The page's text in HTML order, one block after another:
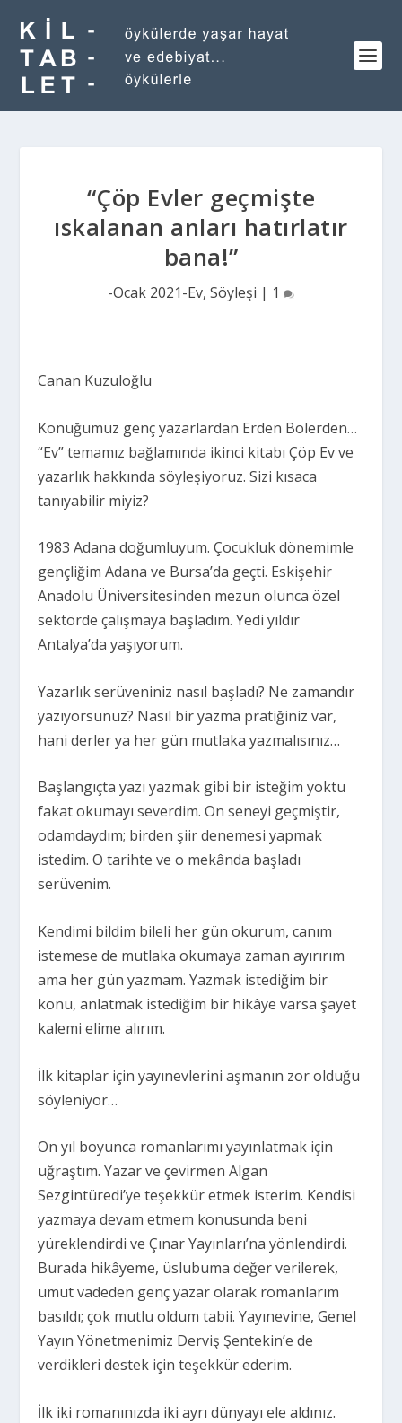
“Çöp Evler geçmişte
ıskalanan anları hatırlatır
bana!”
-Ocak 2021-Ev, Söyleşi | 1
Canan Kuzuloğlu
Konuğumuz genç yazarlardan Erden Bolerden…
“Ev” temamız bağlamında ikinci kitabıÇöp Evve
yazarlık hakkında söyleşiyoruz. Sizi kısaca
tanıyabilir miyiz?
1983 Adana doğumluyum. Çocukluk dönemimle
gençliğim Adana ve Bursa’da geçti. Eskişehir
Anadolu Üniversitesinden mezun olunca özel
sektörde çalışmaya başladım. Yedi yıldır
Antalya’da yaşıyorum.
Yazarlık serüveniniz nasıl başladı? Ne zamandır
yazıyorsunuz? Nasıl bir yazma pratiğiniz var,
hani derler ya her gün mutlaka yazmalısınız…
Başlangıçta yazı yazmak gibi bir isteğim yoktu
fakat okumayı severdim. On seneyi geçmiştir,
odamdaydım; birden şiir denemesi yapmak
istedim. O tarihte ve o mekânda başladı
serüvenim.
Kendimi bildim bileli her gün okurum, canım
istemese de mutlaka okumaya zaman ayırırım
ama her gün yazmam. Yazmak istediğim bir
konu, anlatmak istediğim bir hikâye varsa şayet
kalemi elime alırım.
İlk kitaplar için yayınevlerini aşmanın zor olduğu
söyleniyor…
On yıl boyunca romanlarımı yayınlatmak için
uğraştım. Yazar ve çevirmen Algan
Sezgintüredi’ye teşekkür etmek isterim. Kendisi
yazmaya devam etmem konusunda beni
yüreklendirdi ve Çınar Yayınları’na yönlendirdi.
Burada hikâyeme, üslubuma değer verilerek,
umut vadeden genç yazar olarak romanlarım
basıldı; çok mutlu oldum tabii. Yayınevine, Genel
Yayın Yönetmenimiz Derviş Şentekin’e de
verdikleri destek için teşekkür ederim.
İlk iki romanınızda iki ayrı dünyayı ele aldınız.